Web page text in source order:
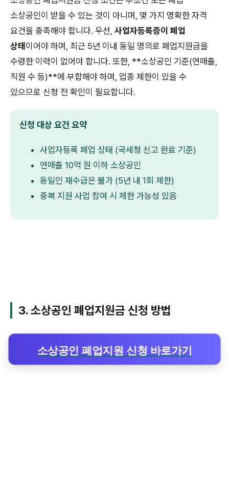
소상공인이 받을 수 있는 것이 아니며, 몇 가지 명확한 자격
요건을 충족해야 합니다. 우선, 사업자등록증이 폐업
상태이어야 하며, 최근 5년 이내 동일 명의로 폐업지원금을
수령한 이력이 없어야 합니다. 또한, **소상공인 기준(연매출,
직원 수 등)**에 부합해야 하며, 업종 제한이 있을 수
있으므로 신청 전 확인이 필요합니다.
신청 대상 요건 요약
사업자등록 폐업 상태 (국세청 신고 완료 기준)
연매출 10억 원 이하 소상공인
동일인 재수급은 불가 (5년 내 1회 제한)
중복 지원 사업 참여 시 제한 가능성 있음
3. 소상공인 폐업지원금 신청 방법
소상공인 폐업지원 신청 바로가기